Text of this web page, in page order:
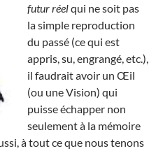
futur réelqui ne soit pas
la simple reproduction
du passé (ce qui est
appris, su, engrangé, etc.),
il faudrait avoir un Œil
(ou une Vision) qui
puisse échapper non
seulement à la mémoire
à tout ce que nous tenons